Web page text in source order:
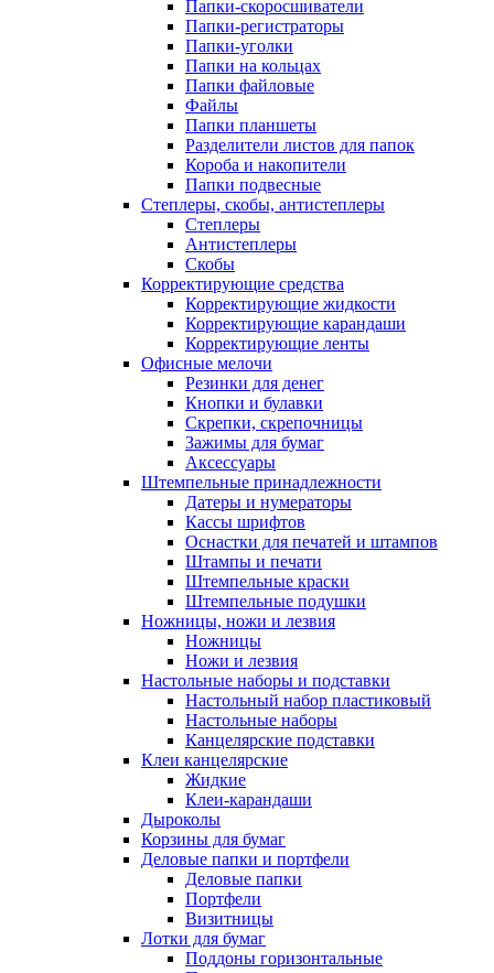
Папки-скоросшиватели
Папки-регистраторы
Папки-уголки
Папки на кольцах
Папки файловые
Файлы
Папки планшеты
Разделители листов для папок
Короба и накопители
Папки подвесные
Степлеры, скобы, антистеплеры
Степлеры
Антистеплеры
Скобы
Корректирующие средства
Корректирующие жидкости
Корректирующие карандаши
Корректирующие ленты
Офисные мелочи
Резинки для денег
Кнопки и булавки
Скрепки, скрепочницы
Зажимы для бумаг
Аксессуары
Штемпельные принадлежности
Датеры и нумераторы
Кассы шрифтов
Оснастки для печатей и штампов
Штампы и печати
Штемпельные краски
Штемпельные подушки
Ножницы, ножи и лезвия
Ножницы
Ножи и лезвия
Настольные наборы и подставки
Настольный набор пластиковый
Настольные наборы
Канцелярские подставки
Клеи канцелярские
Жидкие
Клеи-карандаши
Дыроколы
Корзины для бумаг
Деловые папки и портфели
Деловые папки
Портфели
Визитницы
Лотки для бумаг
Поддоны горизонтальные